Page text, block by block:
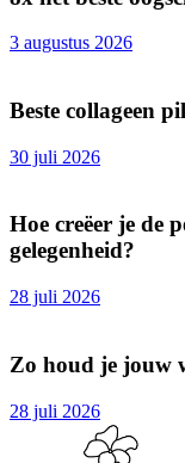
3 augustus 2026
Beste collageen
30 juli 2026
Hoe creëer je de
gelegenheid?
28 juli 2026
Zo houd je jouw
28 juli 2026